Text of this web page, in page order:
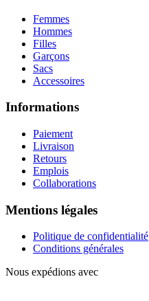
Femmes
Hommes
Filles
Garçons
Sacs
Accessoires
Informations
Paiement
Livraison
Retours
Emplois
Collaborations
Mentions légales
Politique de confidentialité
Conditions générales
Nous expédions avec